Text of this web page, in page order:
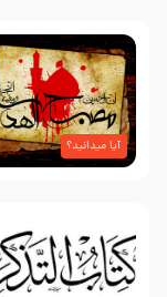
آیا میدانید؟